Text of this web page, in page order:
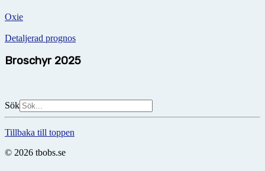
Oxie
Detaljerad prognos
Broschyr 2025
Sök
Tillbaka till toppen
© 2026 tbobs.se